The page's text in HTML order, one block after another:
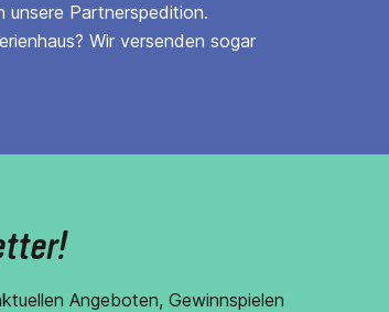
unsere Partnerspedition.
Wir versenden sogar
Angeboten, Gewinnspielen